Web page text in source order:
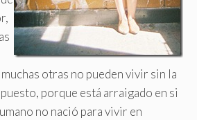
otras no pueden vivir sin la
porque está arraigado en si
no nació para vivir en